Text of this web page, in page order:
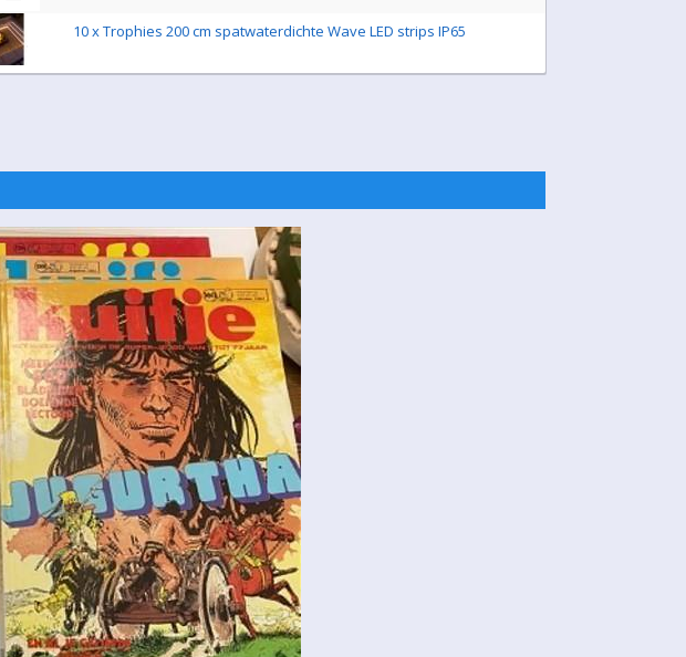
10 x Trophies 200 cm spatwaterdichte Wave LED strips IP65